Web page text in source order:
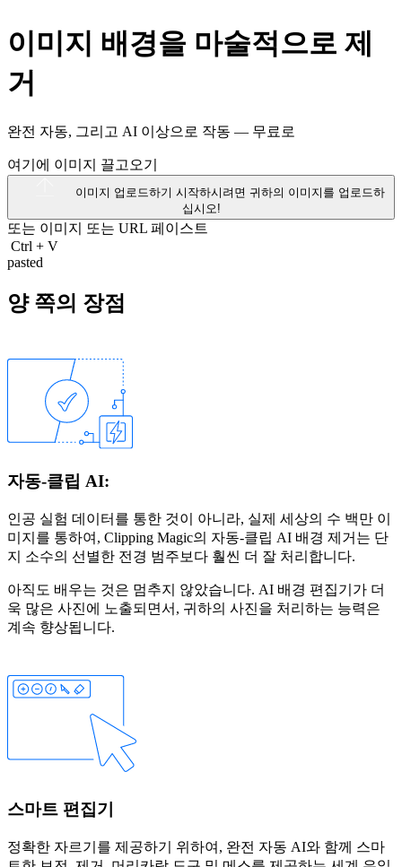
이미지 배경을 마술적으로 제
거
완전 자동, 그리고 AI 이상으로 작동 — 무료로
여기에 이미지 끌고오기
이미지 업로드하기 시작하시려면 귀하의 이미지를 업로드하
십시오!
또는 이미지 또는 URL 페이스트
Ctrl + V
pasted
양 쪽의 장점
자동-클립 AI:
인공 실험 데이터를 통한 것이 아니라, 실제 세상의 수 백만 이
미지를 통하여, Clipping Magic의 자동-클립 AI 배경 제거는 단
지 소수의 선별한 전경 범주보다 훨씬 더 잘 처리합니다.
아직도 배우는 것은 멈추지 않았습니다. AI 배경 편집기가 더
욱 많은 사진에 노출되면서, 귀하의 사진을 처리하는 능력은
계속 향상됩니다.
스마트 편집기
정확한 자르기를 제공하기 위하여, 완전 자동 AI와 함께 스마